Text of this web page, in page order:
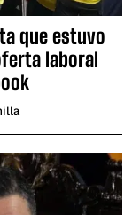
que estuvo
laboral